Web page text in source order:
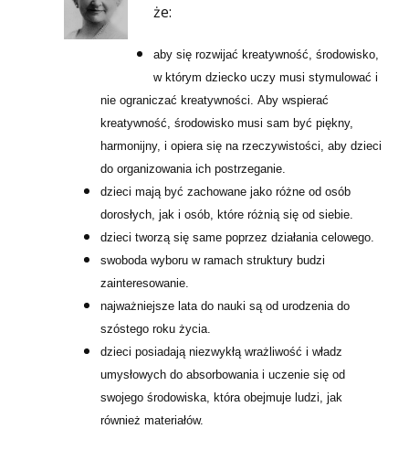
że:
aby się rozwijać kreatywność, środowisko,
w którym dziecko uczy musi stymulować i
nie ograniczać kreatywności. Aby wspierać
kreatywność, środowisko musi sam być piękny,
harmonijny, i opiera się na rzeczywistości, aby dzieci
do organizowania ich postrzeganie.
dzieci mają być zachowane jako różne od osób
dorosłych, jak i osób, które różnią się od siebie.
dzieci tworzą się same poprzez działania celowego.
swoboda wyboru w ramach struktury budzi
zainteresowanie.
najważniejsze lata do nauki są od urodzenia do
szóstego roku życia.
dzieci posiadają niezwykłą wrażliwość i władz
umysłowych do absorbowania i uczenie się od
swojego środowiska, która obejmuje ludzi, jak
również materiałów.